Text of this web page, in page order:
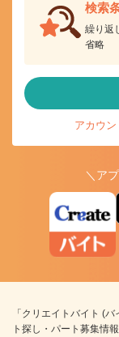
検索
繰り返
省略
アカウ
＼ア
「クリエイトバイト (
ト探し・パート募集情